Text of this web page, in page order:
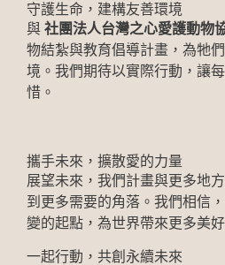
守護生命，建構友善環境
與 社團法人台灣之心愛護動物
物結紮與教育倡導計畫，為牠
境。我們期待以實際行動，讓
惜。
攜手未來，擴散愛的力量
展望未來，我們計畫與更多地
到更多需要的角落。我們相信
變的起點，為世界帶來更多美好
一起行動，共創永續未來